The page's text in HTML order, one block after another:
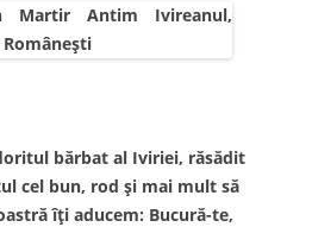
bărbat al Iviriei, răsădit
cel bun, rod și mai mult să
îți aducem: Bucură-te,